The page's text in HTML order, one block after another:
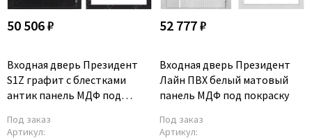
50 506 ₽
Входная дверь Президент
S1Z графит с блестками
антик панель МДФ под
Под заказ
Артикул:
52 777 ₽
Входная дверь Президент
Лайн ПВХ белый матовый
панель МДФ под покраску
Под заказ
Артикул: